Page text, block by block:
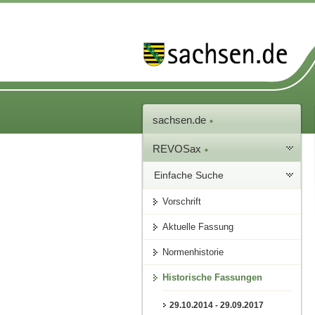
sachsen.de
REVOSax
Einfache Suche
Vorschrift
Aktuelle Fassung
Normenhistorie
Historische Fassungen
29.10.2014 - 29.09.2017